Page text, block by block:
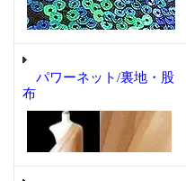
パワーネット/裏地・股
布